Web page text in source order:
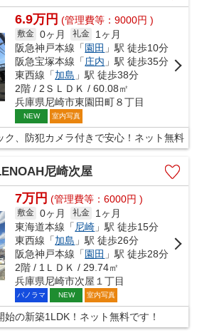
6.9万円 (管理費等：9000円 )
敷金 0ヶ月 礼金
1ヶ月
阪急神戸本線「園田 」駅 徒歩10分
阪急宝塚本線「庄内 」駅 徒歩35分
東西線「加島 」駅 徒歩38分
2階 / 2ＳＬＤＫ / 60.08㎡
兵庫県尼崎市東園田町８丁目
NEW 室内写真
ク、防犯カメラ付きで安心！ネット無料
尼崎次屋
7万円 (管理費等：6000円 )
敷金 0ヶ月 礼金
1ヶ月
東海道本線「尼崎 」駅 徒歩15分
東西線「加島 」駅 徒歩26分
阪急神戸本線「園田 」駅 徒歩28分
2階 / 1ＬＤＫ / 29.74㎡
兵庫県尼崎市次屋１丁目
パノラマ NEW 室内写真
の新築1LDK！ネット無料です！